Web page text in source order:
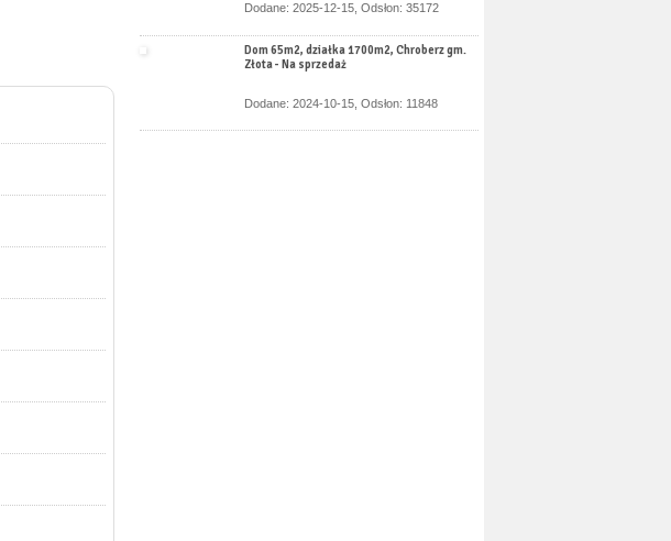
Dodane: 2025-12-15, Odsłon: 35172
Dom 65m2, działka 1700m2, Chroberz gm.
Złota - Na sprzedaż
Dodane: 2024-10-15, Odsłon: 11848